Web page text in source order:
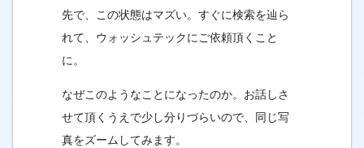
先で、この状態はマズい。すぐに検索を辿ら
れて、ウォッシュテックにご依頼頂くこと
に。
なぜこのようなことになったのか。お話しさ
せて頂くうえで少し分りづらいので、同じ写
真をズームしてみます。